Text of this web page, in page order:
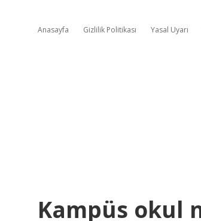
Anasayfa Gizlilik Politikası Yasal Uyarı
Kampüs okul